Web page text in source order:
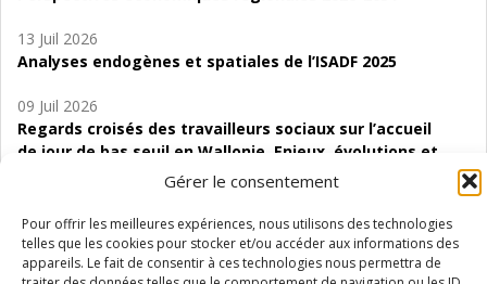
Gérer le consentement
Pour offrir les meilleures expériences, nous utilisons des technologies
telles que les cookies pour stocker et/ou accéder aux informations des
appareils. Le fait de consentir à ces technologies nous permettra de
13 Juil 2026
Analyses endogènes et spatiales de l’ISADF 2025
09 Juil 2026
Regards croisés des travailleurs sociaux sur l’accueil
de jour de bas seuil en Wallonie. Enjeux, évolutions et
06 Juil 2026
Étude d’évaluabilité des Structures
d’accompagnement à l’autocréation d’emploi (SAACE)